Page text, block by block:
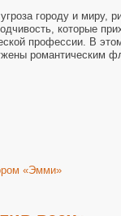
городу и миру,
которые
профессии. В
романтическим
«Эмми»